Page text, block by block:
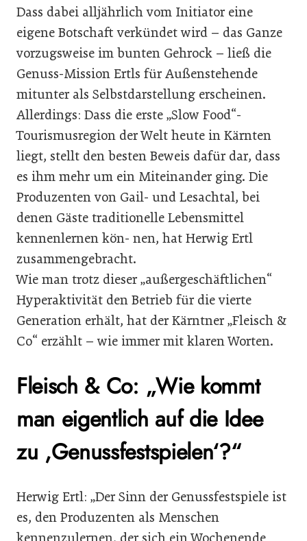
Dass dabei alljährlich vom Initiator eine
eigene Botschaft verkündet wird – das Ganze
vorzugsweise im bunten Gehrock – ließ die
Genuss-Mission Ertls für Außenstehende
mitunter als Selbstdarstellung erscheinen.
Allerdings: Dass die erste „Slow Food“-
Tourismusregion der Welt heute in Kärnten
liegt, stellt den besten Beweis dafür dar, dass
es ihm mehr um ein Miteinander ging. Die
Produzenten von Gail- und Lesachtal, bei
denen Gäste traditionelle Lebensmittel
kennenlernen kön- nen, hat Herwig Ertl
zusammengebracht.
Wie man trotz dieser „außergeschäftlichen“
Hyperaktivität den Betrieb für die vierte
Generation erhält, hat der Kärntner „Fleisch &
Co“ erzählt – wie immer mit klaren Worten.
Fleisch & Co: „Wie kommt
man eigentlich auf die Idee
zu ,Genussfestspielen‘?“
Herwig Ertl: „Der Sinn der Genussfestspiele ist
es, den Produzenten als Menschen
kennenzulernen, der sich ein Wochenende